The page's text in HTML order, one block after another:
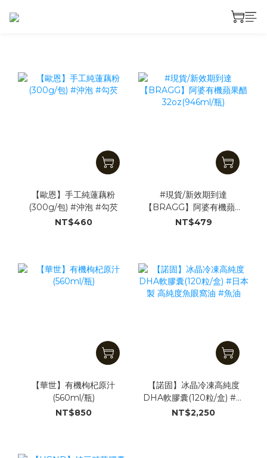
【歐恩】手工純蓮藕粉
(300g/包) #沖泡 #勾芡
NT$460
#現貨/新效期到達
【BRAGG】阿婆有機蘋果
醋 32oz(946ml/瓶)
NT$479
【華世】有機枸杞原汁
(560ml/瓶)
NT$850
【諾固】冰晶冷凍高純度
DHA軟膠囊(120粒/盒) #日
本製 高純度魚眼窩油 #魚
NT$2,250